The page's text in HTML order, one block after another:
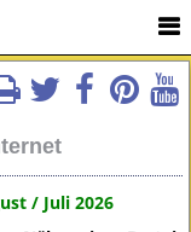
/ Juli 2026